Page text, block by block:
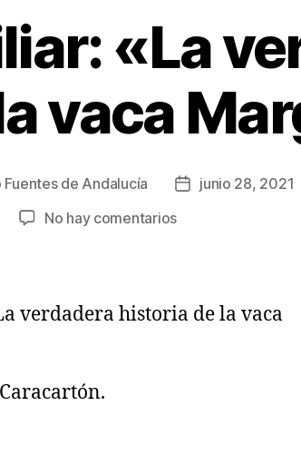
«La
vaca
Fuentes de Andalucía
junio 28, 2021
No hay comentarios
verdadera historia de la vaca